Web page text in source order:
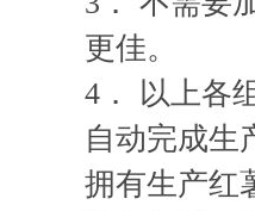
更佳。
4 ．
以上各
自动完成生
拥有生产红